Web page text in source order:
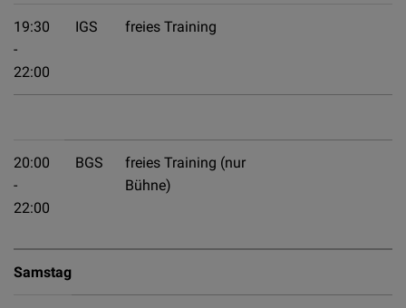
19:30
-
22:00
IGS freies Training
20:00
-
22:00
BGS
freies Training (nur
Bühne)
Samstag